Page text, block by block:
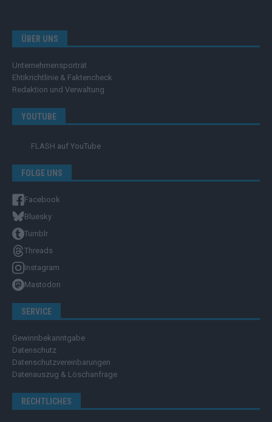
ÜBER UNS
Unternehmensporträt
Ehtikrichtlinie & Faktencheck
Redaktion und Verwaltung
YOUTUBE
FLASH auf YouTube
FOLGE UNS
Facebook
Bluesky
Tumblr
Threads
Instagram
Mastodon
SERVICE
Gewinnbekanntgabe
Datenschutz
Datenschutzvereinbarungen
Datenauszug & Löschanfrage
RECHTLICHES